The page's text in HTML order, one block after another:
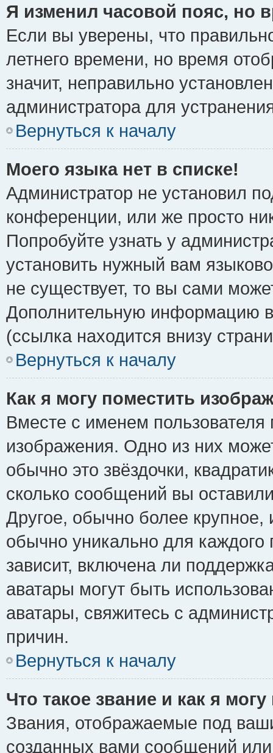
Я изменил часовой пояс, но
Если вы уверены, что
летнего времени, но время
значит, неправильно
администратора для
Вернуться к началу
Моего языка нет в списке!
Администратор не установил
конференции, или же просто
Попробуйте узнать у
установить нужный вам
не существует, то вы сами
Дополнительную информацию
(ссылка находится внизу
Вернуться к началу
Как я могу поместить
Вместе с именем пользователя
изображения. Одно из них
обычно это звёздочки,
сколько сообщений вы
Другое, обычно более крупное,
обычно уникально для каждого
зависит, включена ли
аватары могут быть
аватары, свяжитесь с
причин.
Вернуться к началу
Что такое звание и как я
Звания, отображаемые под
созданных вами сообщений